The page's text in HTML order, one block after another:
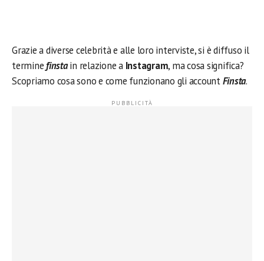
Grazie a diverse celebrità e alle loro interviste, si è diffuso il
termine finstain relazione a Instagram, ma cosa significa?
Scopriamo cosa sono e come funzionano gli accountFinsta.